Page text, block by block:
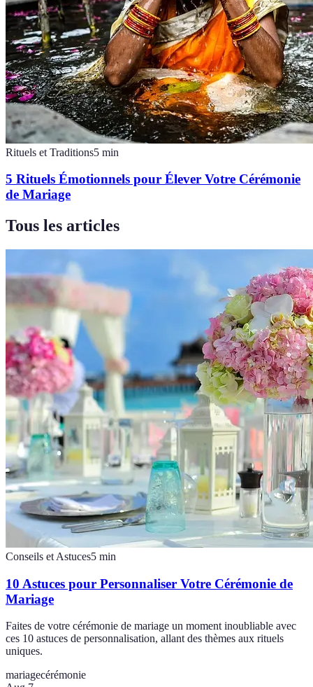
Rituels et Traditions5 min
5 Rituels Émotionnels pour Élever Votre Cérémonie
de Mariage
Tous les articles
Conseils et Astuces5 min
10 Astuces pour Personnaliser Votre Cérémonie de
Mariage
Faites de votre cérémonie de mariage un moment inoubliable avec
ces 10 astuces de personnalisation, allant des thèmes aux rituels
uniques.
mariagecérémonie